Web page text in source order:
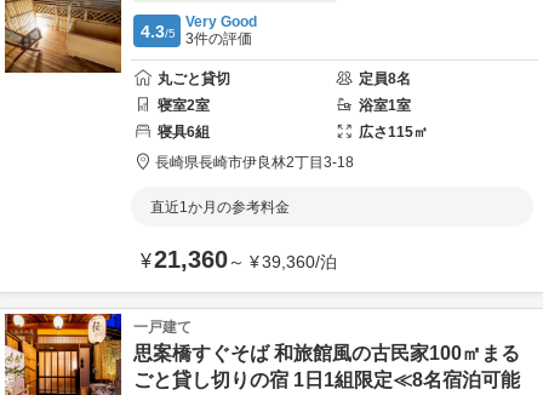
4.3/5
Very Good
3件の評価
丸ごと貸切 定員8名
寝室2室 浴室1室
寝具6組 広さ115㎡
長崎県長崎市伊良林2丁目3-18
直近1か月の参考料金
¥21,360～ ¥39,360/泊
一戸建て
思案橋すぐそば 和旅館風の古民家100㎡まる
ごと貸し切りの宿 1日1組限定≪8名宿泊可能